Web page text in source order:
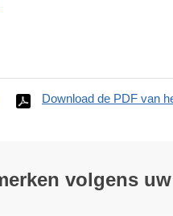
Download de PDF van
volgens